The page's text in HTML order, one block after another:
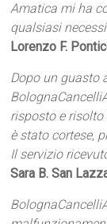
Amatica mi ha
qualsiasi
Lorenzo F.
Dopo un
risposto e
è stato cortese,
Il servizio
Sara B. San